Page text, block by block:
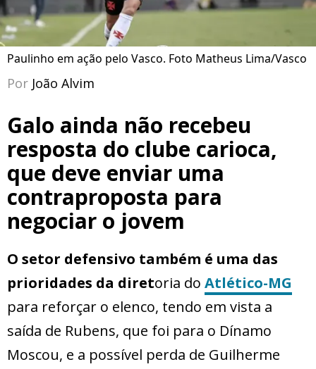
Paulinho em ação pelo Vasco. Foto Matheus Lima/Vasco
Por João Alvim
Galo ainda não recebeu
resposta do clube carioca,
que deve enviar uma
contraproposta para
negociar o jovem
O setor defensivo também é uma das
prioridades da diretoria do Atlético-MG
para reforçar o elenco, tendo em vista a
saída de Rubens, que foi para o Dínamo
Moscou, e a possível perda de Guilherme